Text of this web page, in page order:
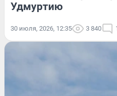
Удмуртию
30 июля, 2026, 12:35 3 840